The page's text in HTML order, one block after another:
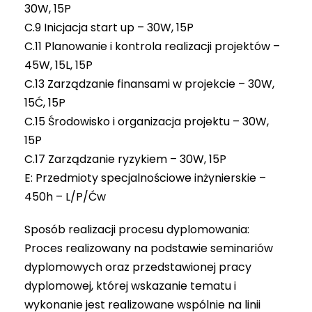
30W, 15P
C.9 Inicjacja start up – 30W, 15P
C.11 Planowanie i kontrola realizacji projektów –
45W, 15L, 15P
C.13 Zarządzanie finansami w projekcie – 30W,
15Ć, 15P
C.15 Środowisko i organizacja projektu – 30W,
15P
C.17 Zarządzanie ryzykiem – 30W, 15P
E: Przedmioty specjalnościowe inżynierskie –
450h – L/P/Ćw
Sposób realizacji procesu dyplomowania:
Proces realizowany na podstawie seminariów
dyplomowych oraz przedstawionej pracy
dyplomowej, której wskazanie tematu i
wykonanie jest realizowane wspólnie na linii